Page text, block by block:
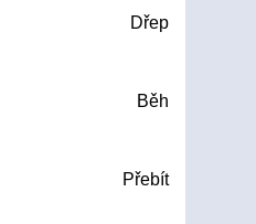
Dřep
Běh
Přebít